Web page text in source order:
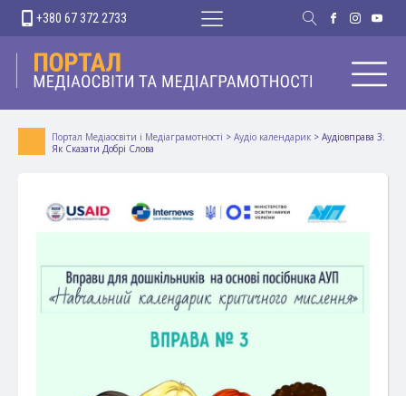
+380 67 372 2733
Портал Медіаосвіти і Медіаграмотності > Аудіо календарик > Аудіовправа 3.
Як Сказати Добрі Слова